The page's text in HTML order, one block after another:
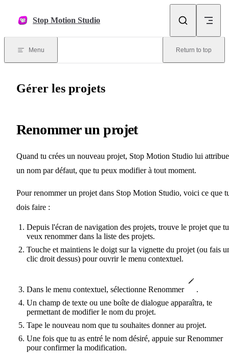
Stop Motion Studio
Menu Return to top
Gérer les projets
Renommer un projet
Quand tu crées un nouveau projet, Stop Motion Studio lui attribue
un nom par défaut, que tu peux modifier à tout moment.
Pour renommer un projet dans Stop Motion Studio, voici ce que
dois faire :
Depuis l'écran de navigation des projets, trouve le projet que tu
veux renommer dans la liste des projets.
Touche et maintiens le doigt sur la vignette du projet (ou fais
clic droit dessus) pour ouvrir le menu contextuel.
Dans le menu contextuel, sélectionne Renommer
.
Un champ de texte ou une boîte de dialogue apparaîtra, te
permettant de modifier le nom du projet.
Tape le nouveau nom que tu souhaites donner au projet.
Une fois que tu as entré le nom désiré, appuie sur Renommer
pour confirmer la modification.